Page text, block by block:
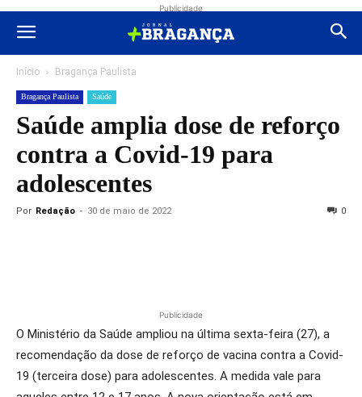
Publicidade
Início Bragança Paulista
Bragança Paulista Saúde
Saúde amplia dose de reforço
contra a Covid-19 para
adolescentes
Por Redação - 30 de maio de 2022 0
Publicidade
O Ministério da Saúde ampliou na última sexta-feira (27), a
recomendação da dose de reforço de vacina contra a Covid-
19 (terceira dose) para adolescentes. A medida vale para